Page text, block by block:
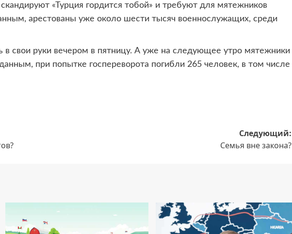
«Турция гордится тобой» и требуют для мятежников
арестованы уже около шести тысяч военнослужащих, среди
в свои руки вечером в пятницу. А уже на следующее утро мятежники
при попытке госпереворота погибли 265 человек, в том числе
Следующий:
Семья вне закона?